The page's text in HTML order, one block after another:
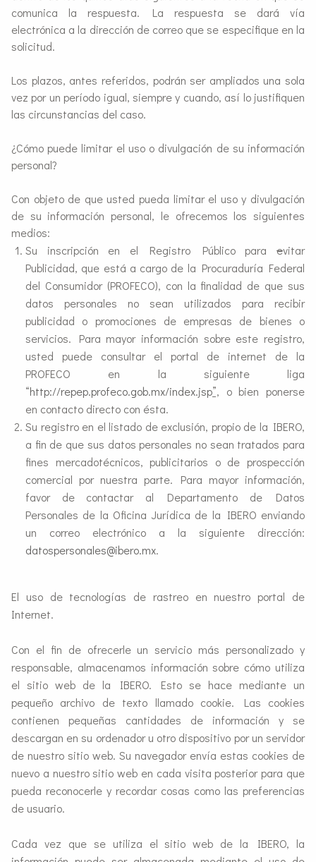
comunica la respuesta. La respuesta se dará vía
electrónica a la dirección de correo que se especifique en la
solicitud.
Los plazos, antes referidos, podrán ser ampliados una sola
vez por un período igual, siempre y cuando, así lo justifiquen
las circunstancias del caso.
¿Cómo puede limitar el uso o divulgación de su información
personal?
Con objeto de que usted pueda limitar el uso y divulgación
de su información personal, le ofrecemos los siguientes
medios:
Su inscripción en el Registro Público para evitar
Publicidad, que está a cargo de la Procuraduría Federal
del Consumidor (PROFECO), con la finalidad de que sus
datos personales no sean utilizados para recibir
publicidad o promociones de empresas de bienes o
servicios. Para mayor información sobre este registro,
usted puede consultar el portal de internet de la
PROFECO en la siguiente liga
“http://repep.profeco.gob.mx/index.jsp”, o bien ponerse
en contacto directo con ésta.
Su registro en el listado de exclusión, propio de la IBERO,
a fin de que sus datos personales no sean tratados para
fines mercadotécnicos, publicitarios o de prospección
comercial por nuestra parte. Para mayor información,
favor de contactar al Departamento de Datos
Personales de la Oficina Jurídica de la IBERO enviando
un correo electrónico a la siguiente dirección:
datospersonales@ibero.mx.
El uso de tecnologías de rastreo en nuestro portal de
Internet.
Con el fin de ofrecerle un servicio más personalizado y
responsable, almacenamos información sobre cómo utiliza
el sitio web de la IBERO. Esto se hace mediante un
pequeño archivo de texto llamado cookie. Las cookies
contienen pequeñas cantidades de información y se
descargan en su ordenador u otro dispositivo por un servidor
de nuestro sitio web. Su navegador envía estas cookies de
nuevo a nuestro sitio web en cada visita posterior para que
pueda reconocerle y recordar cosas como las preferencias
de usuario.
Cada vez que se utiliza el sitio web de la IBERO, la